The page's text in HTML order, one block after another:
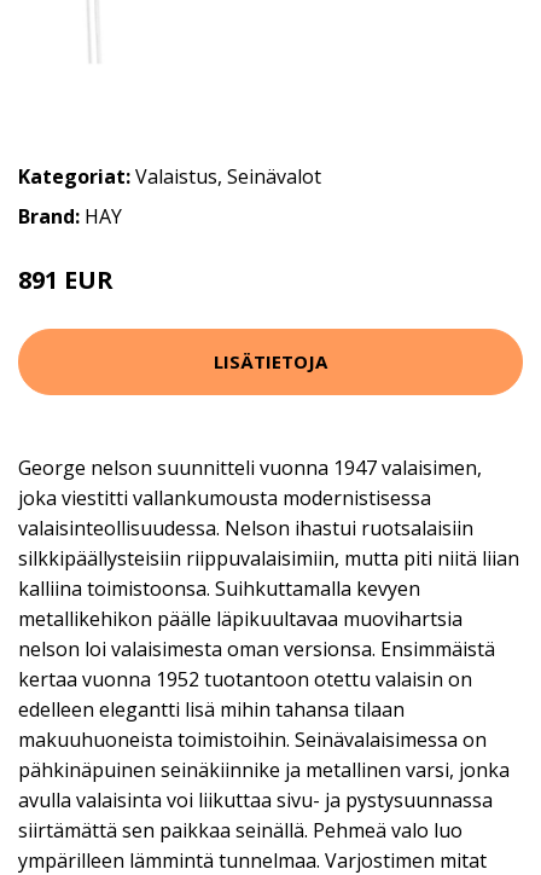
Kategoriat:Valaistus, Seinävalot
Brand: HAY
891 EUR
LISÄTIETOJA
George nelson suunnitteli vuonna 1947 valaisimen,
joka viestitti vallankumousta modernistisessa
valaisinteollisuudessa. Nelson ihastui ruotsalaisiin
silkkipäällysteisiin riippuvalaisimiin, mutta piti niitä liian
kalliina toimistoonsa. Suihkuttamalla kevyen
metallikehikon päälle läpikuultavaa muovihartsia
nelson loi valaisimesta oman versionsa. Ensimmäistä
kertaa vuonna 1952 tuotantoon otettu valaisin on
edelleen elegantti lisä mihin tahansa tilaan
makuuhuoneista toimistoihin. Seinävalaisimessa on
pähkinäpuinen seinäkiinnike ja metallinen varsi, jonka
avulla valaisinta voi liikuttaa sivu- ja pystysuunnassa
siirtämättä sen paikkaa seinällä. Pehmeä valo luo
ympärilleen lämmintä tunnelmaa. Varjostimen mitat